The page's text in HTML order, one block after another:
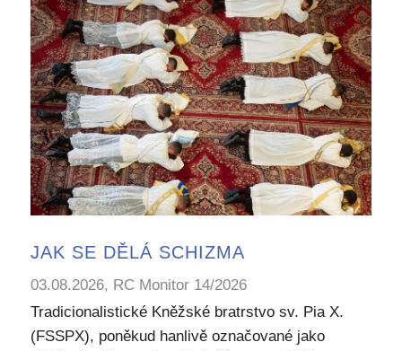
JAK SE DĚLÁ SCHIZMA
03.08.2026, RC Monitor 14/2026
Tradicionalistické Kněžské bratrstvo sv. Pia X.
(FSSPX), poněkud hanlivě označované jako